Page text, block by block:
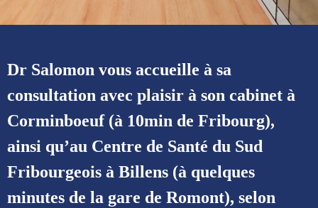
Dr Salomon vous accueille à sa
consultation avec plaisir à son cabinet à
Corminboeuf (à 10min de Fribourg),
ainsi qu’au Centre de Santé du Sud
Fribourgeois à Billens (à quelques
minutes de la gare de Romont), selon